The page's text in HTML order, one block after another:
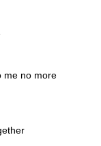
me no more